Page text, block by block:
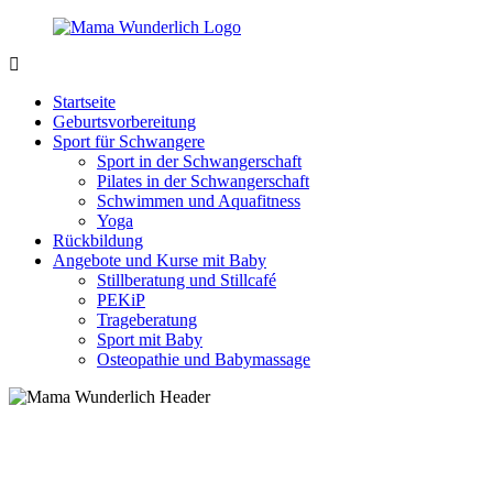
Zurück
Inhalt
sein
wunderbar!
Startseite
Geburtsvorbereitung
Sport für Schwangere
Sport in der Schwangerschaft
Pilates in der Schwangerschaft
Schwimmen und Aquafitness
Yoga
Rückbildung
Angebote und Kurse mit Baby
Stillberatung und Stillcafé
PEKiP
Trageberatung
Sport mit Baby
Osteopathie und Babymassage